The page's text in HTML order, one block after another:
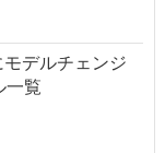
デルチェンジ
一覧